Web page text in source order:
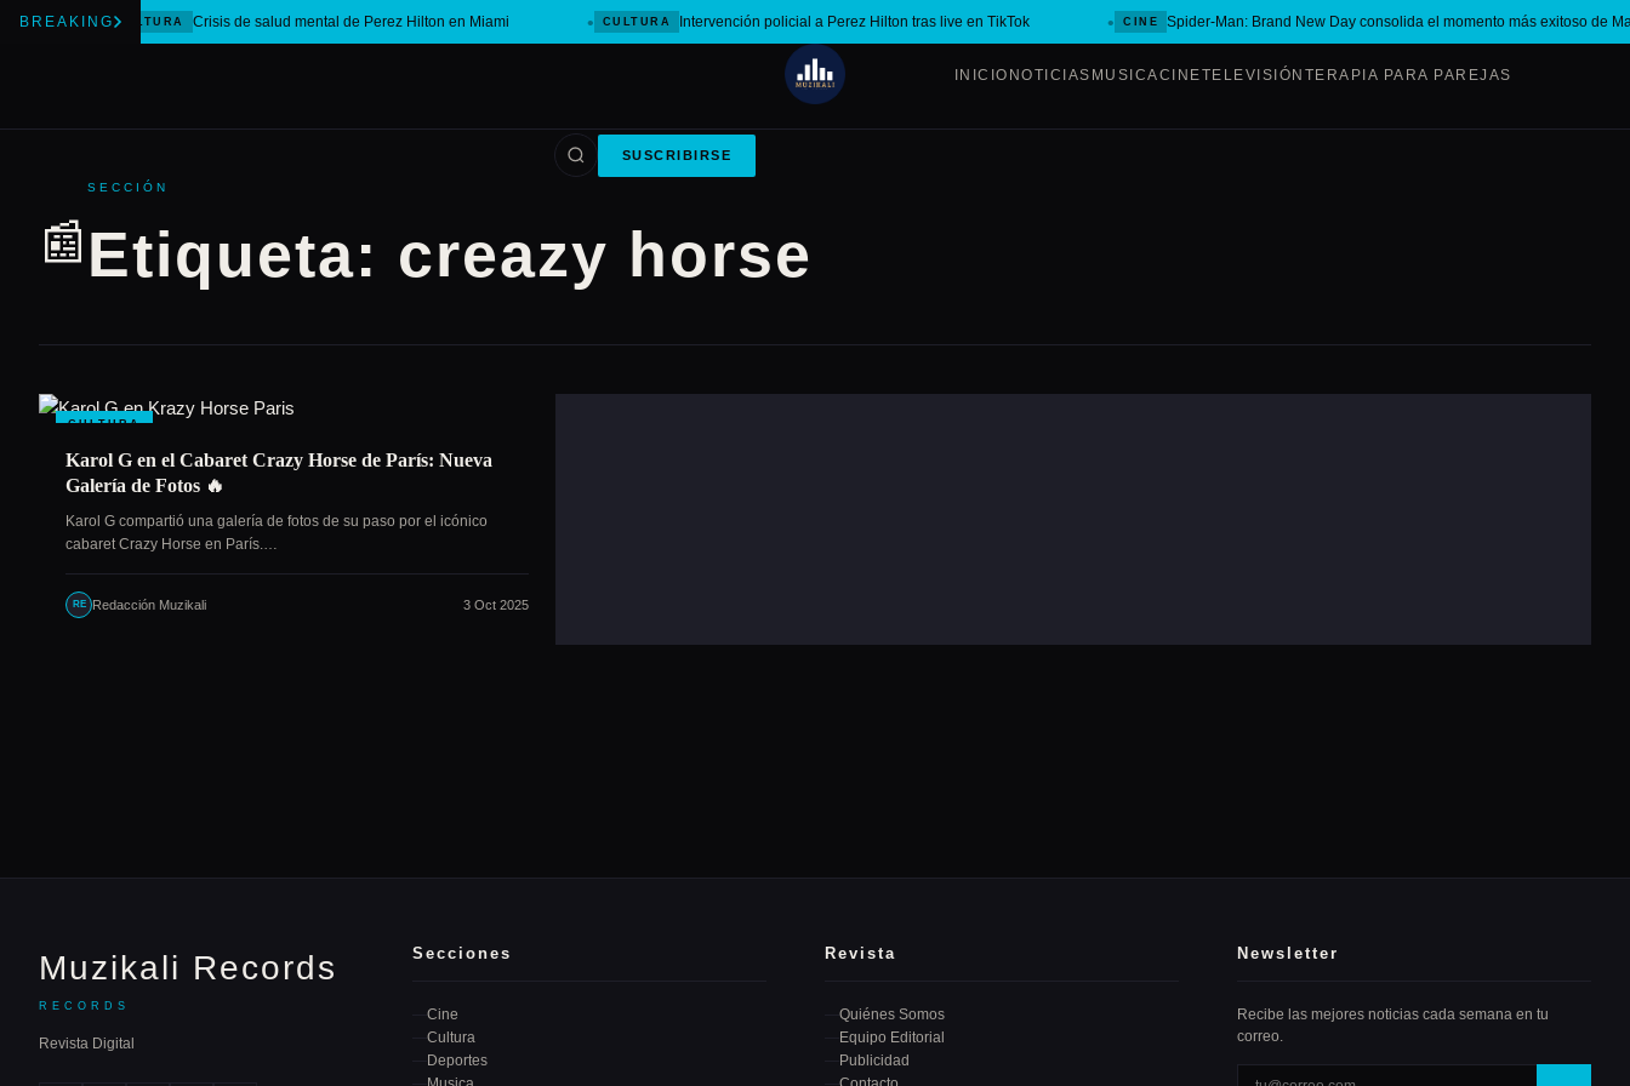
BREAKING CULTURA Crisis de salud mental de Perez Hilton en Miami CULTURA Intervención policial a Perez Hilton tras live en TikTok CINE Spider-Man: Brand New Day consolida el momento más exitoso de
INICIO NOTICIAS MUSICACINETELEVISIÓN TERAPIA PARA PAREJAS
SUSCRIBIRSE
📰
SECCIÓN
Etiqueta: creazy horse
CULTURA
Karol G en el Cabaret Crazy Horse de París: Nueva
Galería de Fotos 🔥
Karol G compartió una galería de fotos de su paso por el icónico
cabaret Crazy Horse en París.…
RE Redacción Muzikali 3 Oct 2025
Muzikali Records
RECORDS
Revista Digital
Secciones
Cine
Cultura
Deportes
Revista
Quiénes Somos
Equipo Editorial
Publicidad
Newsletter
Recibe las mejores noticias cada semana en tu
correo.